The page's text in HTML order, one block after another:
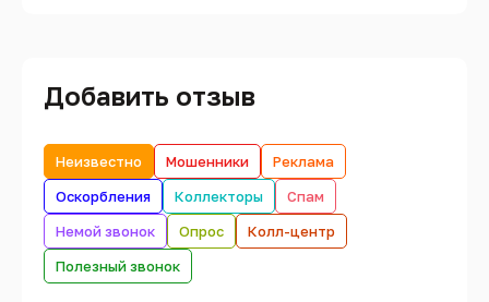
Добавить отзыв
Неизвестно Мошенники
Реклама
Оскорбления
Коллекторы
Спам
Немой звонок
Опрос
Колл-центр
Полезный звонок